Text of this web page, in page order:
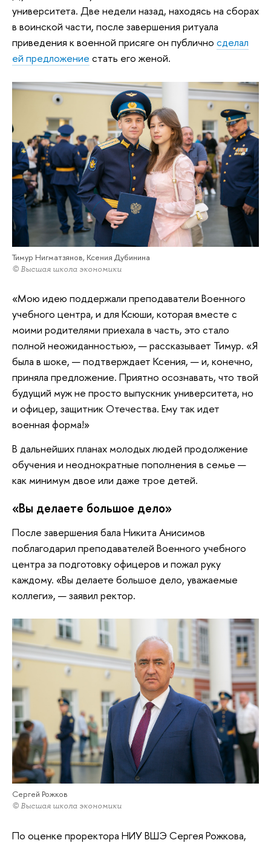
университета. Две недели назад, находясь на сборах
в воинской части, после завершения ритуала
приведения к военной присяге он публично сделал
ей предложение стать его женой.
Тимур Нигматзянов, Ксения Дубинина
© Высшая школа экономики
«Мою идею поддержали преподаватели Военного
учебного центра, и для Ксюши, которая вместе с
моими родителями приехала в часть, это стало
полной неожиданностью», — рассказывает Тимур. «Я
была в шоке, — подтверждает Ксения, — и, конечно,
приняла предложение. Приятно осознавать, что твой
будущий муж не просто выпускник университета, но
и офицер, защитник Отечества. Ему так идет
военная форма!»
В дальнейших планах молодых людей продолжение
обучения и неоднократные пополнения в семье —
как минимум двое или даже трое детей.
«Вы делаете большое дело»
После завершения бала Никита Анисимов
поблагодарил преподавателей Военного учебного
центра за подготовку офицеров и пожал руку
каждому. «Вы делаете большое дело, уважаемые
коллеги», — заявил ректор.
Сергей Рожков
© Высшая школа экономики
По оценке проректора НИУ ВШЭ Сергея Рожкова,